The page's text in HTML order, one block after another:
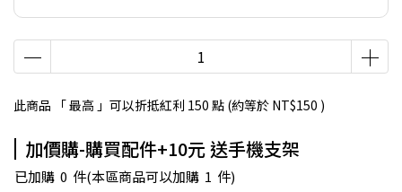
此商品 「 最高 」可以折抵紅利 150 點 (約等於 NT$150 )
加價購-購買配件+10元 送手機支架
已加購 0 件(本區商品可以加購 1 件)